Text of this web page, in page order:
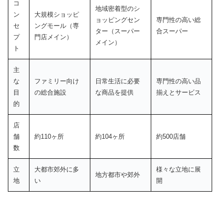
コ
ン
セ
プ
ト
大規模ショッピ
ングモール（専
門店メイン）
地域密着型のシ
ョッピングセン
ター（スーパー
メイン）
専門性の高い総
合スーパー
主
な
目
的
ファミリー向け
の総合施設
日常生活に必要
な商品を提供
専門性の高い品
揃えとサービス
店
舗
数
約110ヶ所 約104ヶ所 約500店舗
立
地
大都市郊外に多
い
地方都市や郊外
様々な立地に展
開